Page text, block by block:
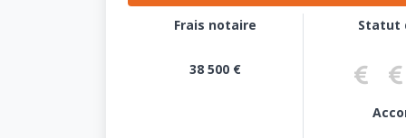
Frais notaire
38 500 €
Statut
Aucune